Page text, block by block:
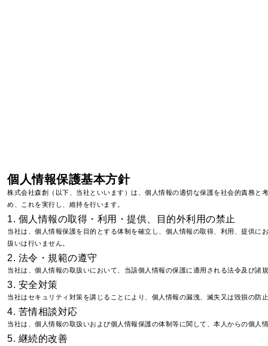
個人情報保護基本方針
株式会社森創（以下、当社といいます）は、個人情報の適切な保護を社会的責務
め、これを実行し、維持を行います。
1. 個人情報の取得・利用・提供、目的外利用の禁止
当社は、個人情報保護を目的とする体制を確立し、個人情報の取得、利用、提供
扱いは行いません。
2. 法令・規範の遵守
当社は、個人情報の取扱いにおいて、当該個人情報の保護に適用される法令及び諸
3. 安全対策
当社はセキュリティ対策を講じることにより、個人情報の漏洩、滅失又は毀損の防
4. 苦情相談対応
当社は、個人情報の取扱いおよび個人情報保護の体制等に関して、本人からの個人
5. 継続的改善